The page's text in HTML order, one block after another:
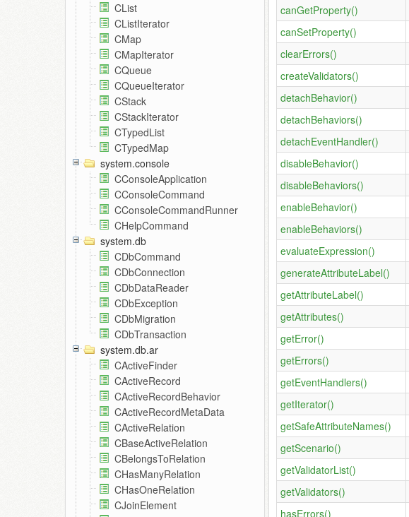
CList
CListIterator
CMap
CMapIterator
CQueue
CQueueIterator
CStack
CStackIterator
CTypedList
CTypedMap
system.console
CConsoleApplication
CConsoleCommand
CConsoleCommandRunner
CHelpCommand
system.db
CDbCommand
CDbConnection
CDbDataReader
CDbException
CDbMigration
CDbTransaction
system.db.ar
CActiveFinder
CActiveRecord
CActiveRecordBehavior
CActiveRecordMetaData
CActiveRelation
CBaseActiveRelation
CBelongsToRelation
CHasManyRelation
CHasOneRelation
CJoinElement
canGetProperty()
canSetProperty()
clearErrors()
createValidators()
detachBehavior()
detachBehaviors()
detachEventHandler()
disableBehavior()
disableBehaviors()
enableBehavior()
enableBehaviors()
evaluateExpression()
generateAttributeLabel()
getAttributeLabel()
getAttributes()
getError()
getErrors()
getEventHandlers()
getIterator()
getSafeAttributeNames()
getScenario()
getValidatorList()
getValidators()
hasErrors()